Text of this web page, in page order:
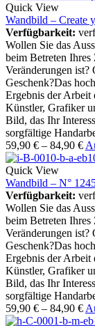
Quick View
Wandbild – Create
Verfügbarkeit:
Wollen Sie das
beim Betreten Ihres
Veränderungen ist?
Geschenk?Das
Ergebnis der Arbeit
Künstler, Grafiker
Bild, das Ihr
sorgfältige
59,90 € – 84,90 €
Quick View
Wandbild – N°
Verfügbarkeit:
Wollen Sie das
beim Betreten Ihres
Veränderungen ist?
Geschenk?Das
Ergebnis der Arbeit
Künstler, Grafiker
Bild, das Ihr
sorgfältige
59,90 € – 84,90 €